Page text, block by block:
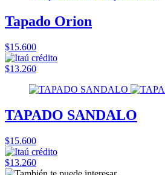
Tapado Orion
$15.600
$13.260
TAPADO SANDALO
$15.600
$13.260